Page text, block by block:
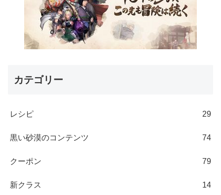
カテゴリー
レシピ 29
黒い砂漠のコンテンツ 74
クーポン 79
新クラス 14